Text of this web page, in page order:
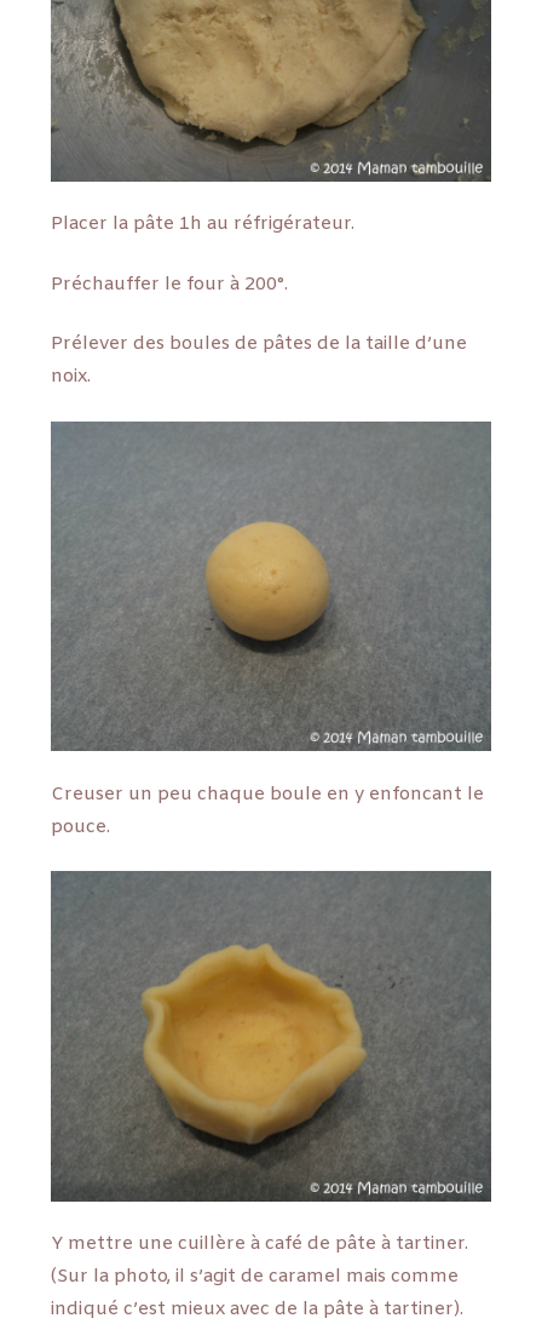
Placer la pâte 1h au réfrigérateur.
Préchauffer le four à 200°.
Prélever des boules de pâtes de la taille d’une
noix.
Creuser un peu chaque boule en y enfoncant le
pouce.
Y mettre une cuillère à café de pâte à tartiner.
(Sur la photo, il s’agit de caramel mais comme
indiqué c’est mieux avec de la pâte à tartiner).